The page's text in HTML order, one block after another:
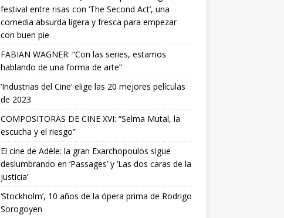
festival entre risas con ‘The Second Act’, una
comedia absurda ligera y fresca para empezar
con buen pie
FABIAN WAGNER: “Con las series, estamos
hablando de una forma de arte”
‘Industrias del Cine’ elige las 20 mejores películas
de 2023
COMPOSITORAS DE CINE XVI: “Selma Mutal, la
escucha y el riesgo”
El cine de Adèle: la gran Exarchopoulos sigue
deslumbrando en ’Passages’ y ’Las dos caras de la
justicia’
‘Stockholm’, 10 años de la ópera prima de Rodrigo
Sorogoyen